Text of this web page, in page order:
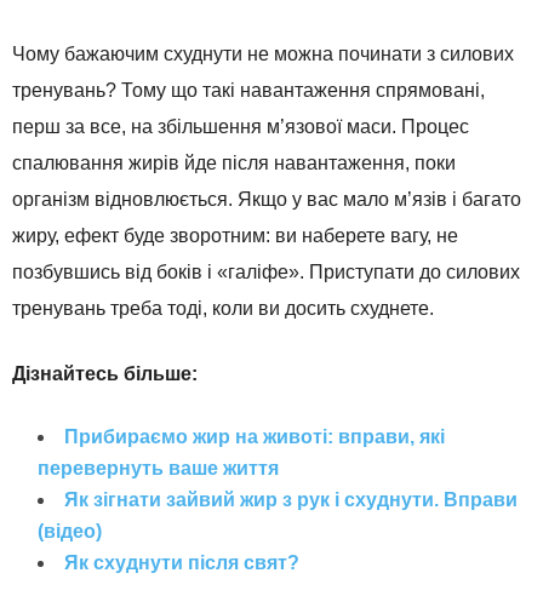
Чому бажаючим схуднути не можна починати з силових
тренувань? Тому що такі навантаження спрямовані,
перш за все, на збільшення м’язової маси. Процес
спалювання жирів йде після навантаження, поки
організм відновлюється. Якщо у вас мало м’язів і багато
жиру, ефект буде зворотним: ви наберете вагу, не
позбувшись від боків і «галіфе». Приступати до силових
тренувань треба тоді, коли ви досить схуднете.
Дізнайтесь більше:
Прибираємо жир на животі: вправи, які
перевернуть ваше життя
Як зігнати зайвий жир з рук і схуднути. Вправи
(відео)
Як схуднути після свят?